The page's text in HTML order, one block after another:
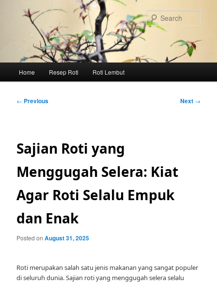
Home Resep Roti Roti Lembut
Post
← Previous Next →
Sajian Roti yang
Menggugah Selera: Kiat
Agar Roti Selalu Empuk
dan Enak
Posted onAugust 31, 2025
Roti merupakan salah satu jenis makanan yang sangat populer
di seluruh dunia. Sajian roti yang menggugah selera selalu